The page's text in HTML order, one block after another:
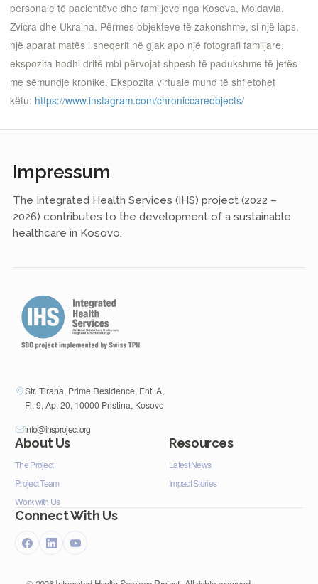
personale të pacientëve dhe familjeve nga Kosova, Moldavia,
Zvicra dhe Ukraina. Përmes objekteve të zakonshme, si një laps,
një aparat matës i sheqerit në gjak apo një fotografi familjare,
ekspozita hodhi dritë mbi përvojat shpesh të padukshme të jetës
me sëmundje kronike. Ekspozita virtuale mund të shfletohet
këtu: https://www.instagram.com/chroniccareobjects/
Impressum
The Integrated Health Services (IHS) project (2022 –
2026) contributes to the development of a sustainable
healthcare in Kosovo.
Str. Tirana, Prime Residence, Ent. A,
Fl. 9, Ap. 20, 10000 Pristina, Kosovo
info@ihsproject.org
About Us
The Project
Project Team
Work with Us
Resources
Latest News
Impact Stories
Connect With Us